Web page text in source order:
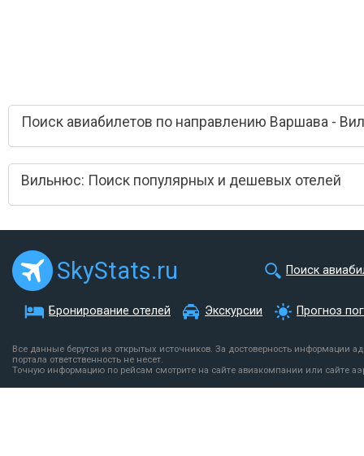
Поиск авиабилетов по направлению Варшава -
Вильнюс: Поиск популярных и дешевых отелей
SkyStats.ru Поиск
Бронирование отелей Экскурсии Прогноз
Все данные берутся из открытых источников. За достоверность информации
портала ответственность не несет.
Точную информацию по рейсам смотрите на сайте авиакомпании или сайте